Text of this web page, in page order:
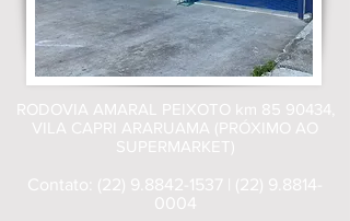
RODOVIA AMARAL PEIXOTO km 85 90434
VILA CAPRI ARARUAMA (PRÓXIMO AO
SUPERMARKET)
Contato: (22) 9.8842-1537
(22) 9.8814-
0004